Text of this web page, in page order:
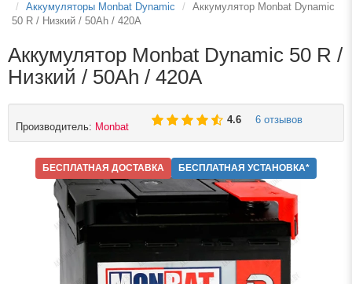
Аккумуляторы Monbat Dynamic
Аккумулятор Monbat Dynamic
50 R / Низкий / 50Ah / 420А
Аккумулятор Monbat Dynamic 50 R /
Низкий / 50Ah / 420А
Производитель: Monbat
4.6 6 отзывов
БЕСПЛАТНАЯ ДОСТАВКА БЕСПЛАТНАЯ УСТАНОВКА*